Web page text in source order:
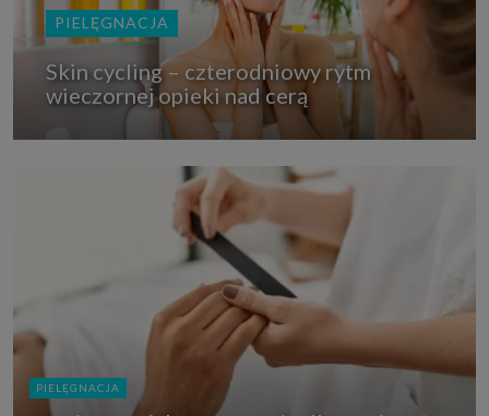
PIELĘGNACJA
Skin cycling – czterodniowy rytm
wieczornej opieki nad cerą
PIELĘGNACJA